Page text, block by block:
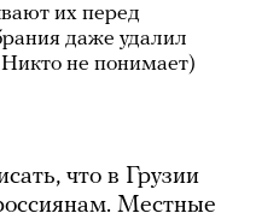
их перед
даже удалил
не понимает)
что в Грузии
Местные